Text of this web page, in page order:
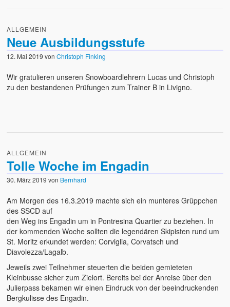
ALLGEMEIN
Neue Ausbildungsstufe
12. Mai 2019 vonChristoph Finking
Wir gratulieren unseren Snowboardlehrern Lucas und Christoph
zu den bestandenen Prüfungen zum Trainer B in Livigno.
ALLGEMEIN
Tolle Woche im Engadin
30. März 2019 von Bernhard
Am Morgen des 16.3.2019 machte sich ein munteres Grüppchen
des SSCDauf
den Weg ins Engadin um in Pontresina Quartier zu beziehen. In
der kommenden Woche sollten die legendären Skipisten rund um
St. Moritz erkundet werden: Corviglia, Corvatsch und
Diavolezza/Lagalb.
Jeweils zwei Teilnehmer steuerten die beiden gemieteten
Kleinbusse sicher zum Zielort. Bereits bei der Anreise über den
Julierpass bekamen wir einen Eindruck von der beeindruckenden
Bergkulisse des Engadin.